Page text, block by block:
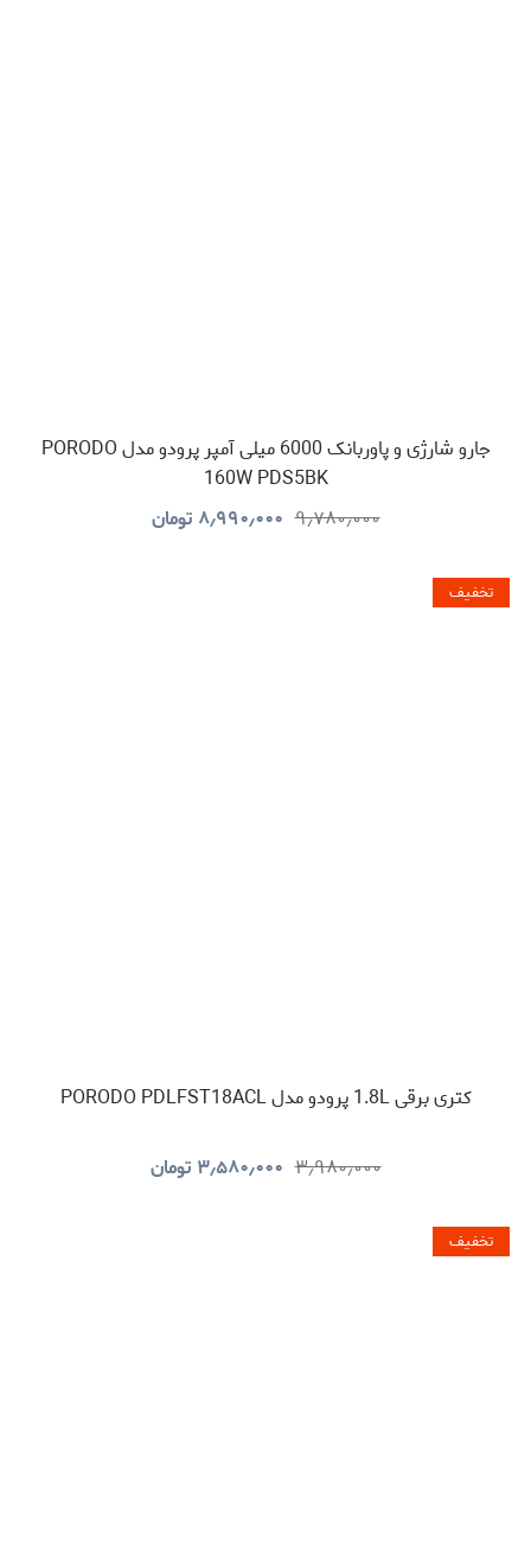
جارو شارژی و پاوربانک 6000 میلی آمپر پرودو مدل PORODO
160W PDS5BK
۹٫۷۸۰٫۰۰۰ ۸٫۹۹۰٫۰۰۰ تومان
تخفیف
کتری برقی 1.8L پرودو مدل PORODO PDLFST18ACL
۳٫۹۸۰٫۰۰۰ ۳٫۵۸۰٫۰۰۰ تومان
تخفیف